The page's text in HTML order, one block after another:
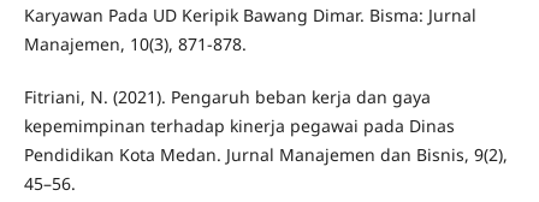
Karyawan Pada UD Keripik Bawang Dimar. Bisma: Jurnal
Manajemen, 10(3), 871-878.
Fitriani, N. (2021). Pengaruh beban kerja dan gaya
kepemimpinan terhadap kinerja pegawai pada Dinas
Pendidikan Kota Medan. Jurnal Manajemen dan Bisnis, 9(2),
45–56.